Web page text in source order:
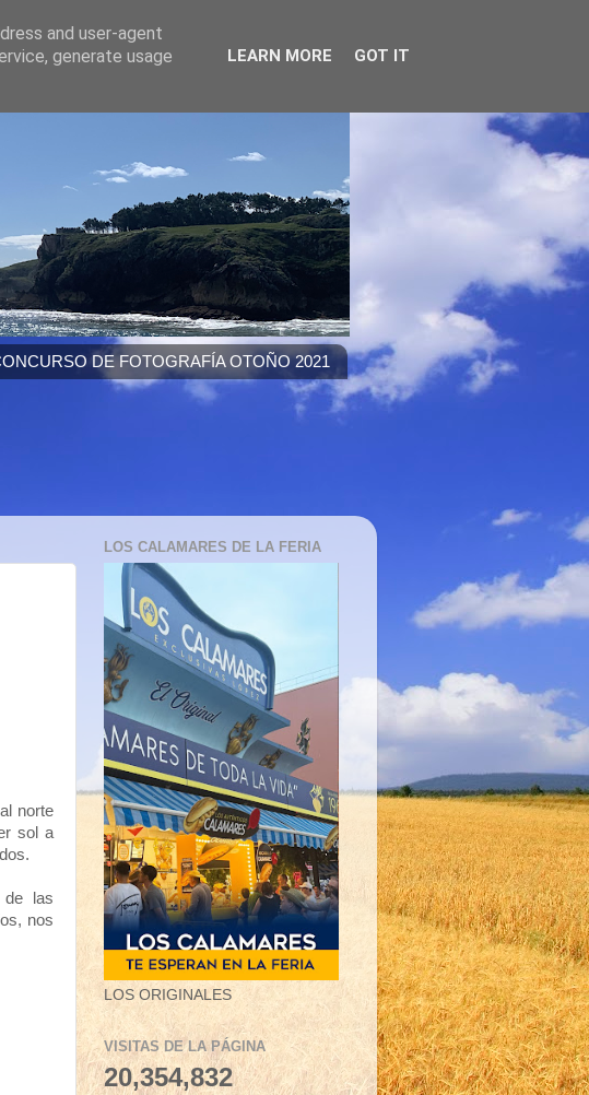
DE FOTOGRAFÍA OTOÑO 2021
norte
sol a
de las
nos
LOS CALAMARES DE LA FERIA
LOS ORIGINALES
VISITAS DE LA PÁGINA
20,354,832
and user-agent
generate usage
LEARN MORE GOT IT